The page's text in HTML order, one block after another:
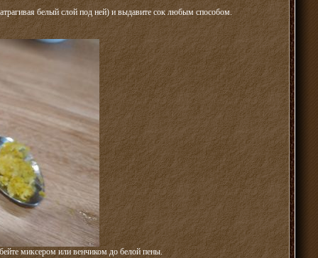
белый слой под ней) и выдавите сок любым способом.
миксером или венчиком до белой пены.